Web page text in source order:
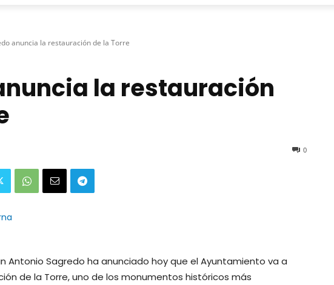
anuncia la restauración de la Torre
la restauración
0
Antonio Sagredo ha anunciado hoy que el Ayuntamiento va a
de la Torre, uno de los monumentos históricos más